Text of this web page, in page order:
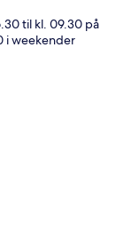
til kl. 09.30 på
i weekender